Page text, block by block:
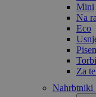
Mini
Na
Eco
Za
Nahrbtniki